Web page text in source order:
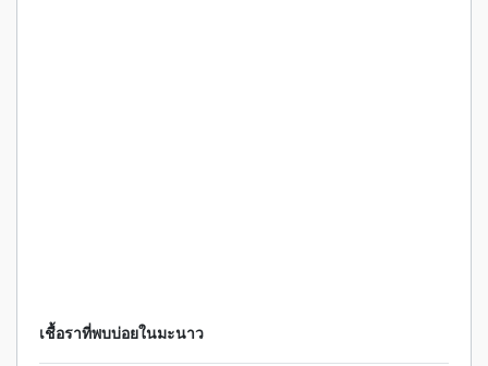
เชื้อราที่พบบ่อยในมะนาว